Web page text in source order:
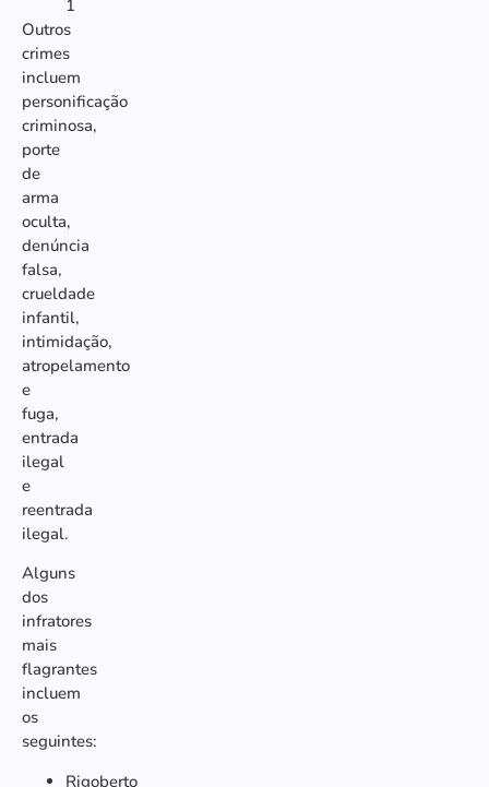
1
Outros
crimes
incluem
personificação
criminosa,
porte
de
arma
oculta,
denúncia
falsa,
crueldade
infantil,
intimidação,
atropelamento
e
fuga,
entrada
ilegal
e
reentrada
ilegal.
Alguns
dos
infratores
mais
flagrantes
incluem
os
seguintes:
Rigoberto